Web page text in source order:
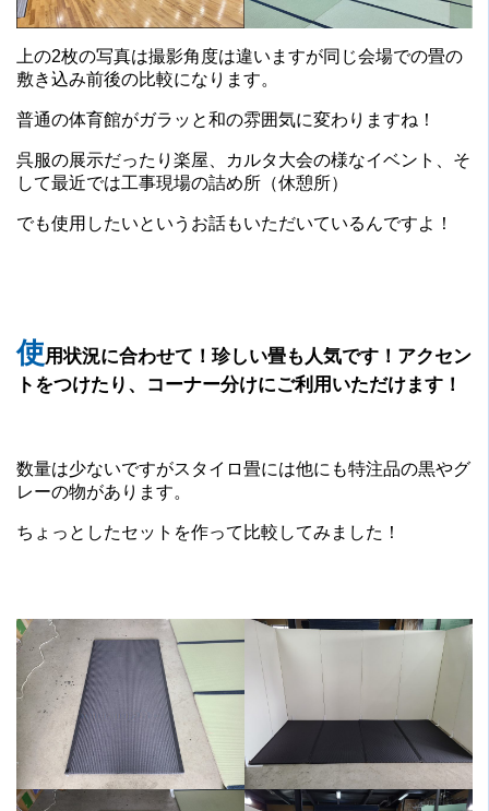
上の2枚の写真は撮影角度は違いますが同じ会場での畳の
敷き込み前後の比較になります。
普通の体育館がガラッと和の雰囲気に変わりますね！
呉服の展示だったり楽屋、カルタ大会の様なイベント、そ
して最近では工事現場の詰め所（休憩所）
でも使用したいというお話もいただいているんですよ！
使用状況に合わせて ！珍しい畳も人気です！アクセン
トをつけたり、コーナー分けにご利用いただけます！
数量は少ないですがスタイロ畳には他にも特注品の黒やグ
レーの物があります。
ちょっとしたセットを作って比較してみました！